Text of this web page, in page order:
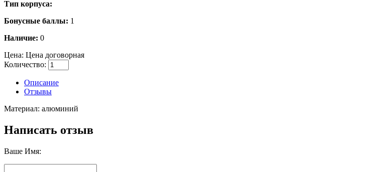
Тип корпуса:
Бонусные баллы: 1
Наличие: 0
Цена: Цена договорная
Количество:
Описание
Отзывы
Материал: алюминий
Написать отзыв
Ваше Имя: